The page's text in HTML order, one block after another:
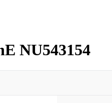
NU543154